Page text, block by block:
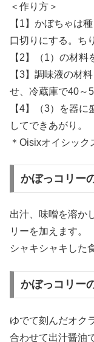
＜作り方＞
【1】かぼちゃは
口切りにする。ち
【2】（1）の材料
【3】調味液の材
せ、冷蔵庫で40～
【4】（3）を器
してできあがり。
＊Oisixオイシック
かぼっコリー
出汁、味噌を溶か
リーを加えます。
シャキシャキした
かぼっコリー
ゆでて刻んだオク
合わせて出汁醤油